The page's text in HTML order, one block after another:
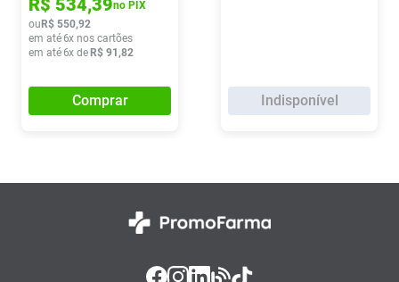
R$ 534,39no PIX
ou R$ 550,92
em até6x nos cartões
em até6x de R$ 91 ,82
Comprar Indisponível